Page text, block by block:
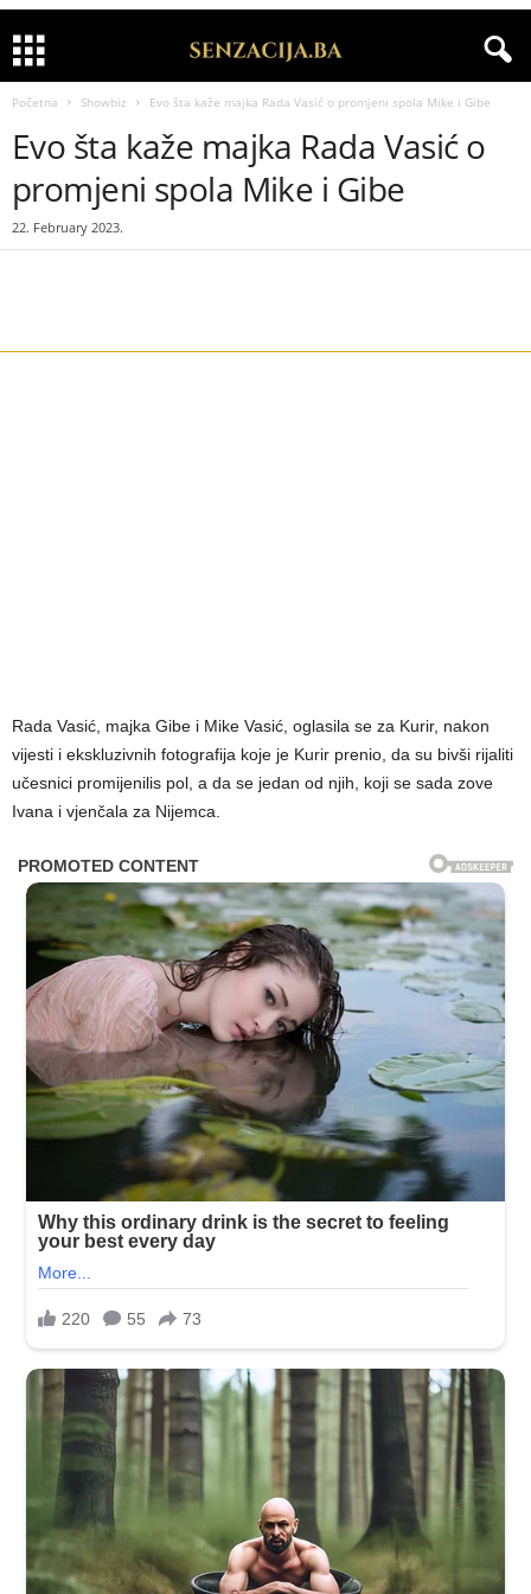
Početna Showbiz Evo šta kaže majka Rada Vasić o promjeni spola Mike i Gibe
Evo šta kaže majka Rada Vasić o
promjeni spola Mike i Gibe
22. February 2023.
Rada Vasić, majka Gibe i Mike Vasić, oglasila se za Kurir, nakon
vijesti i ekskluzivnih fotografija koje je Kurir prenio, da su bivši rijaliti
učesnici promijenilis pol, a da se jedan od njih, koji se sada zove
Ivana i vjenčala za Nijemca.